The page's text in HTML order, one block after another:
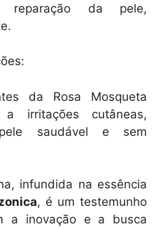
reparação da pele,
da Rosa Mosqueta
a irritações cutâneas,
saudável e sem
infundida na essência
, é um testemunho
a inovação e a busca